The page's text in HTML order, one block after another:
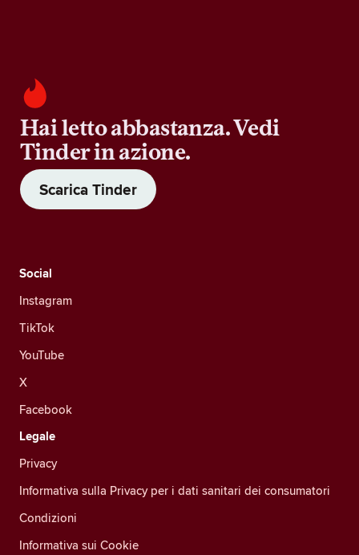
Hai letto abbastanza. Vedi
Tinder in azione.
Scarica Tinder
Social
Instagram
TikTok
YouTube
X
Facebook
Legale
Privacy
Informativa sulla Privacy per i dati sanitari dei consumatori
Condizioni
Informativa sui Cookie